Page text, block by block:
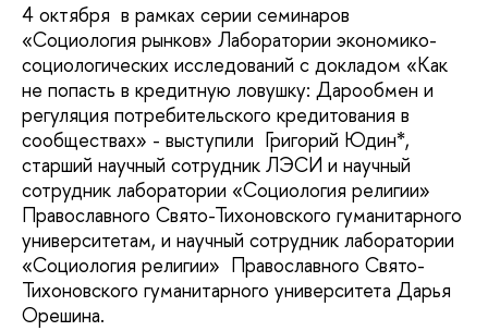
4 октября в рамках серии семинаров
«Социология рынков» Лаборатории экономико-
социологических исследований с докладом «Как
не попасть в кредитную ловушку: Дарообмен и
регуляция потребительского кредитования в
сообществах» - выступили Григорий Юдин*,
старший научный сотрудник ЛЭСИ и научный
сотрудник лаборатории «Социология религии»
Православного Свято-Тихоновского гуманитарного
университетам, и научный сотрудник лаборатории
«Социология религии» Православного Свято-
Тихоновского гуманитарного университета Дарья
Орешина.